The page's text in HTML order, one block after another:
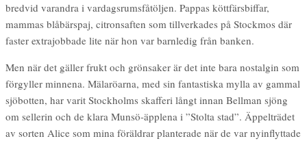
bredvid varandra i vardagsrumsfåtöljen. Pappas köttfärsbiffar,
mammas blåbärspaj, citronsaften som tillverkades på Stockmos där
faster extrajobbade lite när hon var barnledig från banken.
Men när det gäller frukt och grönsaker är det inte bara nostalgin som
förgyller minnena. Mälaröarna, med sin fantastiska mylla av gammal
sjöbotten, har varit Stockholms skafferi långt innan Bellman sjöng
om sellerin och de klara Munsö-äpplena i ”Stolta stad”. Äppelträdet
av sorten Alice som mina föräldrar planterade när de var nyinflyttade